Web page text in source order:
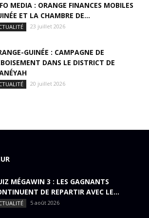
MEDIA : ORANGE FINANCES MOBILES
ET LA CHAMBRE DE...
23 juillet 2026
GUINÉE : CAMPAGNE DE
DANS LE DISTRICT DE
20 juillet 2026
MÉGAWIN 3 : LES GAGNANTS
DE REPARTIR AVEC LE...
5 août 2026